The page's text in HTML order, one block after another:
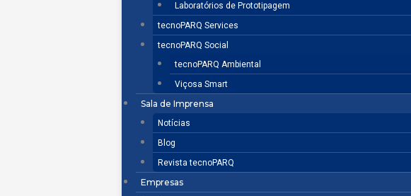
Laboratórios de Prototipagem
tecnoPARQ Services
tecnoPARQ Social
tecnoPARQ Ambiental
Viçosa Smart
Sala de Imprensa
Notícias
Blog
Revista tecnoPARQ
Empresas